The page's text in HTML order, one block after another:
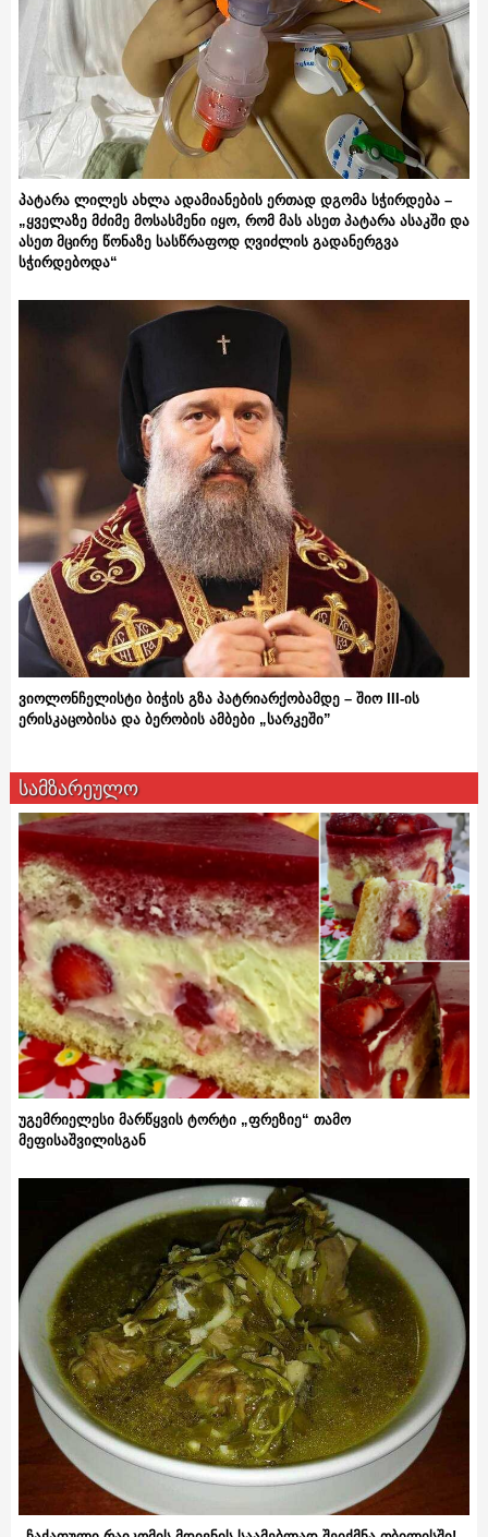
პატარა ლილეს ახლა ადამიანების ერთად დგომა სჭირდება –
„ყველაზე მძიმე მოსასმენი იყო, რომ მას ასეთ პატარა ასაკში და
ასეთ მცირე წონაზე სასწრაფოდ ღვიძლის გადანერგვა
სჭირდებოდა“
ვიოლონჩელისტი ბიჭის გზა პატრიარქობამდე – შიო III-ის
ერისკაცობისა და ბერობის ამბები „სარკეში”
სამზარეულო
უგემრიელესი მარწყვის ტორტი „ფრეზიე“ თამო
მეფისაშვილისგან